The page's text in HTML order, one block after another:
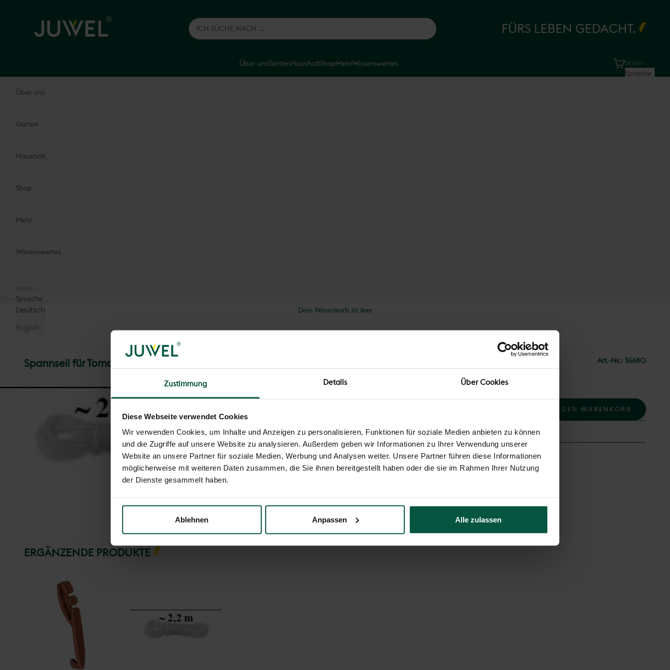
Zustimmung Details Über Cookies
Diese Webseite verwendet Cookies
Wir verwenden Cookies, um Inhalte und Anzeigen zu personalisieren, Funktionen für soziale Medien anbieten zu können
und die Zugriffe auf unsere Website zu analysieren. Außerdem geben wir Informationen zu Ihrer Verwendung unserer
Website an unsere Partner für soziale Medien, Werbung und Analysen weiter. Unsere Partner führen diese Informationen
möglicherweise mit weiteren Daten zusammen, die Sie ihnen bereitgestellt haben oder die sie im Rahmen Ihrer Nutzung
der Dienste gesammelt haben.
Ablehnen Anpassen Alle zulassen
FÜRS LEBEN GEDACHT.
Über unsGartenHaushaltShopMehrWissenswertes Warenkorb
DE/EN
Sprache
Über uns
Garten
Haushalt
Shop
Mehr
Wissenswertes
DE/EN
Sprache
Deutsch
English
Warenkorb
Dein Warenkorb ist leer
Spannseil für Tomatenhaus kurz Art.-Nr.: 36680
IN DEN WARENKORB
Lieferumfang
Länge
ERGÄNZENDE PRODUKTE